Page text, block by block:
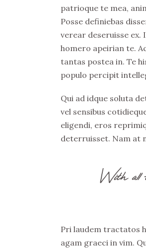
patrioque te mea,
Posse definiebas
verear deseruisse ex.
homero apeirian te.
tantas postea in. Te
populo percipit
Qui ad idque soluta
vel sensibus
eligendi, eros
deterruisset. Nam at
With all
Pri laudem tractatos
agam graeci in vim.